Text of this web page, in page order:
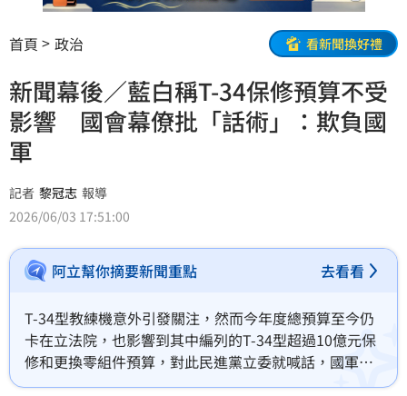
首頁 政治 看新聞換好禮
新聞幕後／藍白稱T-34保修預算不受
影響 國會幕僚批「話術」：欺負國
軍
記者 黎冠志 報導
2026/06/03 17:51:00
阿立幫你摘要新聞重點 去看看
T-34型教練機意外引發關注，然而今年度總預算至今仍
卡在立法院，也影響到其中編列的T-34型超過10億元保
修和更換零組件預算，對此民進黨立委就喊話，國軍裝
備的維護保養費用，一刻都不能等，但國民黨立委強